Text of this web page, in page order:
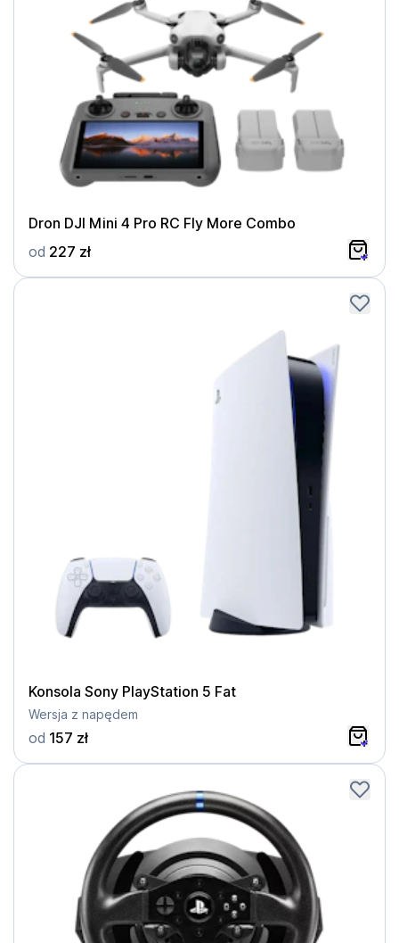
Dron DJI Mini 4 Pro RC Fly More Combo
od 227 zł
Konsola Sony PlayStation 5 Fat
Wersja z napędem
od 157 zł